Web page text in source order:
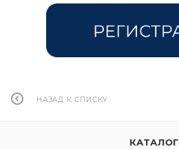
НАЗАД К СПИСКУ
КАТАЛОГ